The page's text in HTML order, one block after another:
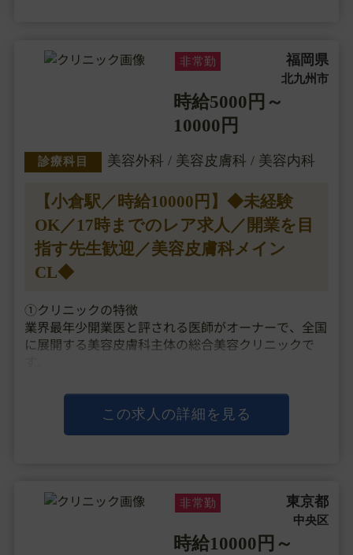
非常勤 福岡県
北九州市
時給5000円～
10000円
診療科目 美容外科 / 美容皮膚科 / 美容内科
【小倉駅／時給10000円】◆未経験
OK／17時までのレア求人／開業を目
指す先生歓迎／美容皮膚科メイン
CL◆
①クリニックの特徴
業界最年少開業医と評される医師がオーナーで、全国
に展開する美容皮膚科主体の総合美容クリニックで
ーケアを提供し、
「1人でも多くのお客様に綺麗になってもらう」とい
うことをモットーにしています。
この求人の詳細を見る
非常勤 東京都
中央区
時給10000円～